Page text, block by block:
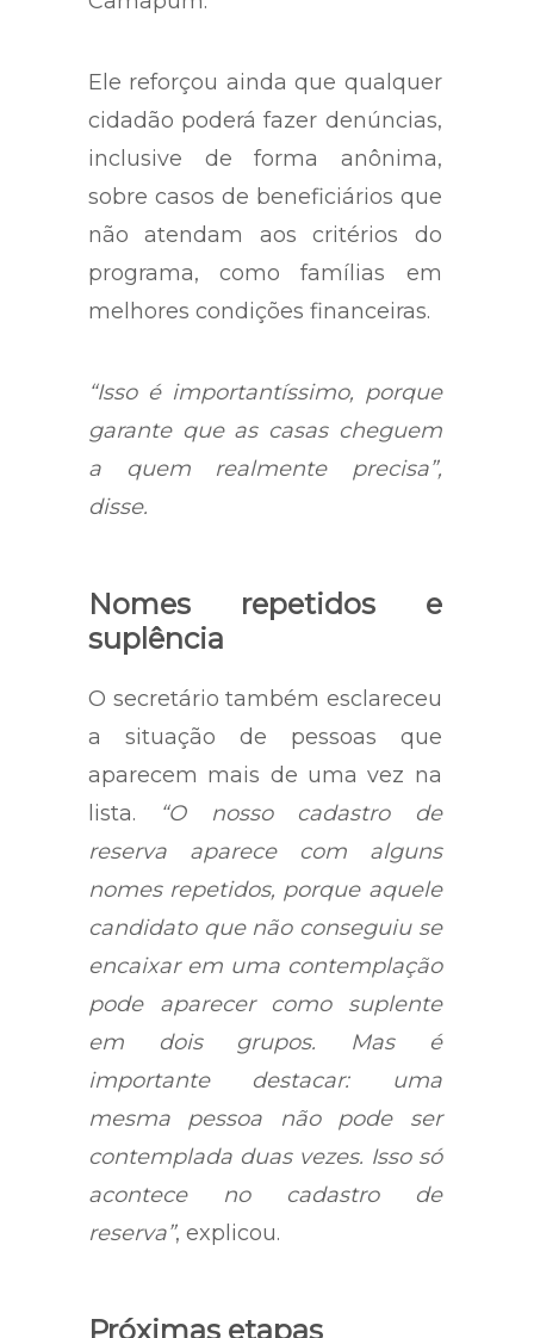
Ele reforçou ainda que qualquer
cidadão poderá fazer denúncias,
inclusive de forma anônima,
sobre casos de beneficiários que
não atendam aos critérios do
programa, como famílias em
melhores condições financeiras.
“Isso é importantíssimo, porque
garante que as casas cheguem
a quem realmente precisa”,
disse.
Nomes repetidos e
suplência
O secretário também esclareceu
a situação de pessoas que
aparecem mais de uma vez na
lista. “O nosso cadastro de
reserva aparece com alguns
nomes repetidos, porque aquele
candidato que não conseguiu se
encaixar em uma contemplação
pode aparecer como suplente
em dois grupos. Mas é
importante destacar: uma
mesma pessoa não pode ser
contemplada duas vezes. Isso só
acontece no cadastro de
reserva”, explicou.
Próximas etapas